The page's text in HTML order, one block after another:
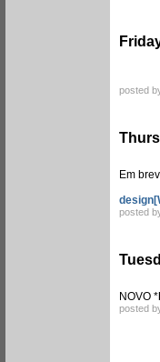
posted
Em
posted
NOVO *
posted